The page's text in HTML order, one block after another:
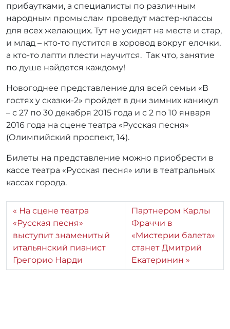
прибаутками, а специалисты по различным
народным промыслам проведут мастер-классы
для всех желающих. Тут не усидят на месте и стар,
и млад – кто-то пустится в хоровод вокруг елочки,
а кто-то лапти плести научится. Так что, занятие
по душе найдется каждому!
Новогоднее представление для всей семьи «В
гостях у сказки-2» пройдет в дни зимних каникул
– с 27 по 30 декабря 2015 года и с 2 по 10 января
2016 года на сцене театра «Русская песня»
(Олимпийский проспект, 14).
Билеты на представление можно приобрести в
кассе театра «Русская песня» или в театральных
кассах города.
На сцене театра
«Русская песня»
выступит знаменитый
итальянский пианист
Грегорио Нарди
Партнером Карлы
Фраччи в
«Мистерии балета»
станет Дмитрий
Екатеринин